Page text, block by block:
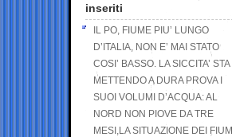
inseriti
IL PO, FIUME PIU’ LUNGO
D’ITALIA, NON E’ MAI STATO
COSI’ BASSO. LA SICCITA’ STA
METTENDO A DURA PROVA I
SUOI VOLUMI D’ACQUA: AL
NORD NON PIOVE DA TRE
MESI,LA SITUAZIONE DEI FIUMI